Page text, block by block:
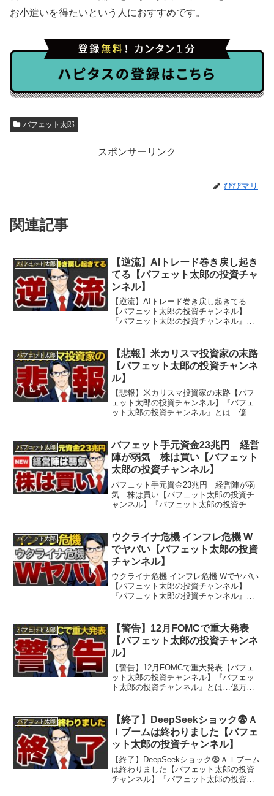
お小遣いを得たいという人におすすめです。
バフェット太郎
スポンサーリンク
ぴぴマリ
関連記事
バフェット太郎
【逆流】AIトレード巻き戻し起き
てる【バフェット太郎の投資チャ
ンネル】
【逆流】AIトレード巻き戻し起きてる
【バフェット太郎の投資チャンネル】
『バフェット太郎の投資チャンネル』と
く解説する、投資・経済専門番組です。
バフェット太郎氏は『バカで...
バフェット太郎
【悲報】米カリスマ投資家の末路
【バフェット太郎の投資チャンネ
ル】
【悲報】米カリスマ投資家の末路【バフ
ェット太郎の投資チャンネル】『バフェ
ット太郎の投資チャンネル』とは…億万
る、投資・経済専門番組です。バフェッ
ト太郎氏は『バカでも稼げ...
バフェット太郎
バフェット手元資金23兆円 経営
陣が弱気 株は買い【バフェット
太郎の投資チャンネル】
バフェット手元資金23兆円 経営陣が弱
気 株は買い【バフェット太郎の投資チ
ャンネル】『バフェット太郎の投資チャ
わかりやすく解説する、投資・経済専門
番組です。バフェット太...
バフェット太郎
ウクライナ危機 インフレ危機 W
でヤバい【バフェット太郎の投資
チャンネル】
ウクライナ危機 インフレ危機 Wでヤバい
【バフェット太郎の投資チャンネル】
『バフェット太郎の投資チャンネル』と
く解説する、投資・経済専門番組です。
バフェット太郎氏は『バ...
バフェット太郎
【警告】12月FOMCで重大発表
【バフェット太郎の投資チャンネ
ル】
【警告】12月FOMCで重大発表【バフェ
ット太郎の投資チャンネル】『バフェッ
ト太郎の投資チャンネル』とは…億万投
る、投資・経済専門番組です。バフェッ
ト太郎氏は『バカでも稼...
バフェット太郎
【終了】DeepSeekショック😨Ａ
Ｉブームは終わりました【バフェ
ット太郎の投資チャンネル】
【終了】DeepSeekショック😨ＡＩブーム
は終わりました【バフェット太郎の投資
チャンネル】『バフェット太郎の投資チ